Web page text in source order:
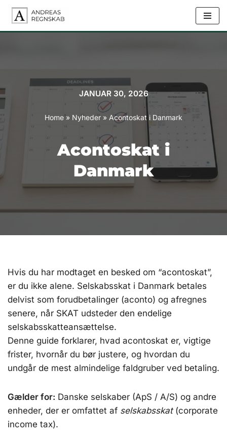
JANUAR 30, 2026
Home» Nyheder » Acontoskat i Danmark
Acontoskat i
Danmark
Hvis du har modtaget en besked om “acontoskat”,
er du ikke alene. Selskabsskat i Danmark betales
delvist som forudbetalinger (aconto) og afregnes
senere, når SKAT udsteder den endelige
selskabsskatteansættelse.
Denne guide forklarer, hvad acontoskat er, vigtige
frister, hvornår du bør justere, og hvordan du
undgår de mest almindelige faldgruber ved betaling.
Gælder for: Danske selskaber (ApS / A/S) og andre
enheder, der er omfattet af selskabsskat(corporate
income tax).